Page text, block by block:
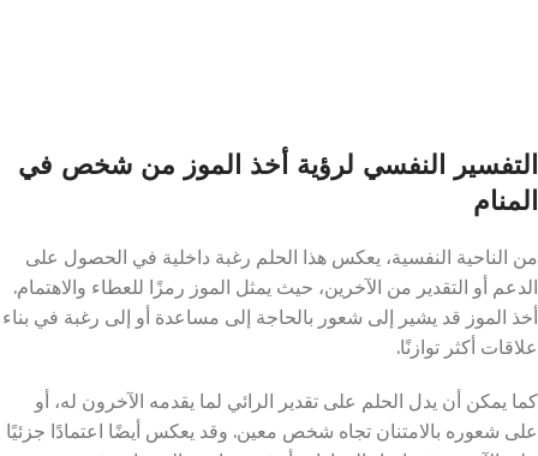
التفسير النفسي لرؤية أخذ الموز من شخص في
المنام
من الناحية النفسية، يعكس هذا الحلم رغبة داخلية في الحصول على
الدعم أو التقدير من الآخرين، حيث يمثل الموز رمزًا للعطاء والاهتمام.
أخذ الموز قد يشير إلى شعور بالحاجة إلى مساعدة أو إلى رغبة في بناء
علاقات أكثر توازنًا.
كما يمكن أن يدل الحلم على تقدير الرائي لما يقدمه الآخرون له، أو
على شعوره بالامتنان تجاه شخص معين. وقد يعكس أيضًا اعتمادًا جزئيًا